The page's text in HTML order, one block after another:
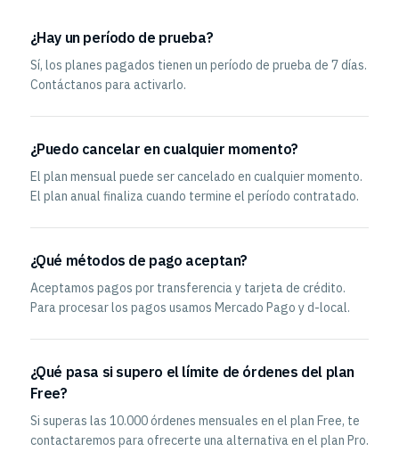
¿Hay un período de prueba?
Sí, los planes pagados tienen un período de prueba de 7 días.
Contáctanos para activarlo.
¿Puedo cancelar en cualquier momento?
El plan mensual puede ser cancelado en cualquier momento.
El plan anual finaliza cuando termine el período contratado.
¿Qué métodos de pago aceptan?
Aceptamos pagos por transferencia y tarjeta de crédito.
Para procesar los pagos usamos Mercado Pago y d-local.
¿Qué pasa si supero el límite de órdenes del plan
Free?
Si superas las 10.000 órdenes mensuales en el plan Free, te
contactaremos para ofrecerte una alternativa en el plan Pro.